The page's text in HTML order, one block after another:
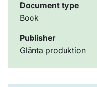
Document type
Book
Publisher
Glänta produktion